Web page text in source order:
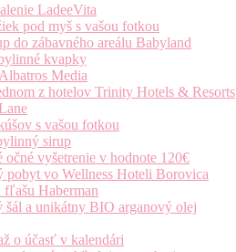
LadeeVita
pod myš s vašou fotkou
do zábavného areálu Babyland
kvapky
Media
z hotelov Trinity Hotels & Resorts
s vašou fotkou
sirup
vyšetrenie v hodnote 120€
pobyt vo Wellness Hoteli Borovica
fľašu Haberman
šál a unikátny BIO arganový olej
o účasť v kalendári